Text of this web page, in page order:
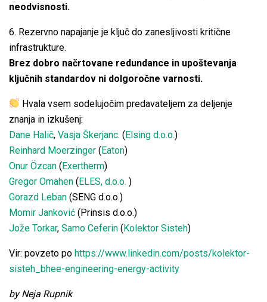
neodvisnosti.
6. Rezervno napajanje je ključ do zanesljivosti kritične
infrastrukture.
Brez dobro načrtovane redundance in upoštevanja
ključnih standardov ni dolgoročne varnosti.
Hvala vsem sodelujočim predavateljem za deljenje
znanja in izkušenj:
Dane Halič, Vasja Škerjanc. (Elsing d.o.o.)
Reinhard Moerzinger (Eaton)
Onur Özcan (Exertherm)
Gregor Omahen (ELES, d.o.o. )
Gorazd Leban (SENG d.o.o.)
Momir Janković (Prinsis d.o.o.)
Jože Torkar, Samo Ceferin (Kolektor Sisteh)
Vir: povzeto po https://www.linkedin.com/posts/kolektor-
sisteh_bhee-engineering-energy-activity
by Neja Rupnik